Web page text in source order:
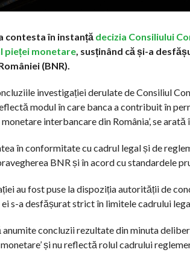
contesta în instanță decizia Consiliului
pieței monetare, susținând că și-a
(BNR).
investigației derulate de Consiliul
modul în care banca a contribuit în
interbancare din România’, se
în conformitate cu cadrul legal și de
BNR și în acord cu standardele
au fost puse la dispoziția autorității de
s-a desfășurat strict în limitele cadrului
concluzii rezultate din minuta
și nu reflectă rolul cadrului